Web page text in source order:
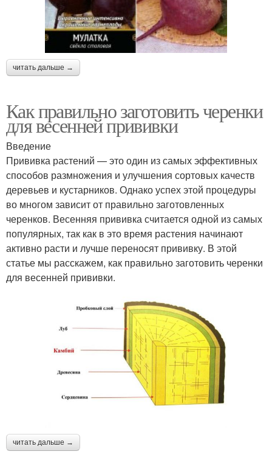
читать дальше →
Как правильно заготовить черенки
для весенней прививки
Введение
Прививка растений — это один из самых эффективных
способов размножения и улучшения сортовых качеств
деревьев и кустарников. Однако успех этой процедуры
во многом зависит от правильно заготовленных
черенков. Весенняя прививка считается одной из самых
популярных, так как в это время растения начинают
активно расти и лучше переносят прививку. В этой
статье мы расскажем, как правильно заготовить черенки
для весенней прививки.
читать дальше →